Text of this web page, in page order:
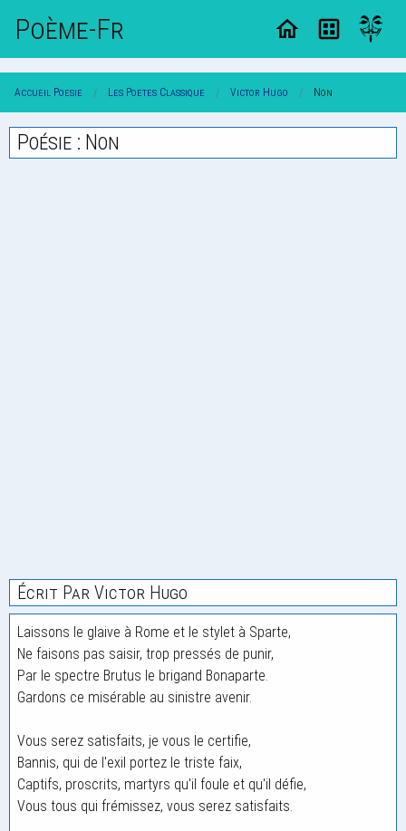
Poème-Fr
Accueil Poesie Les Poetes Classique Victor Hugo Non
Poésie : Non
Écrit Par Victor Hugo
Laissons le glaive à Rome et le stylet à Sparte,
Ne faisons pas saisir, trop pressés de punir,
Par le spectre Brutus le brigand Bonaparte.
Gardons ce misérable au sinistre avenir.
Vous serez satisfaits, je vous le certifie,
Bannis, qui de l'exil portez le triste faix,
Captifs, proscrits, martyrs qu'il foule et qu'il défie,
Vous tous qui frémissez, vous serez satisfaits.